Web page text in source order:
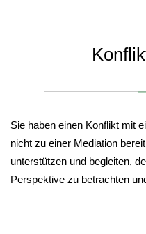
Sie haben einen Konflikt mit
nicht zu einer Mediation
unterstützen und begleiten,
Perspektive zu betrachten